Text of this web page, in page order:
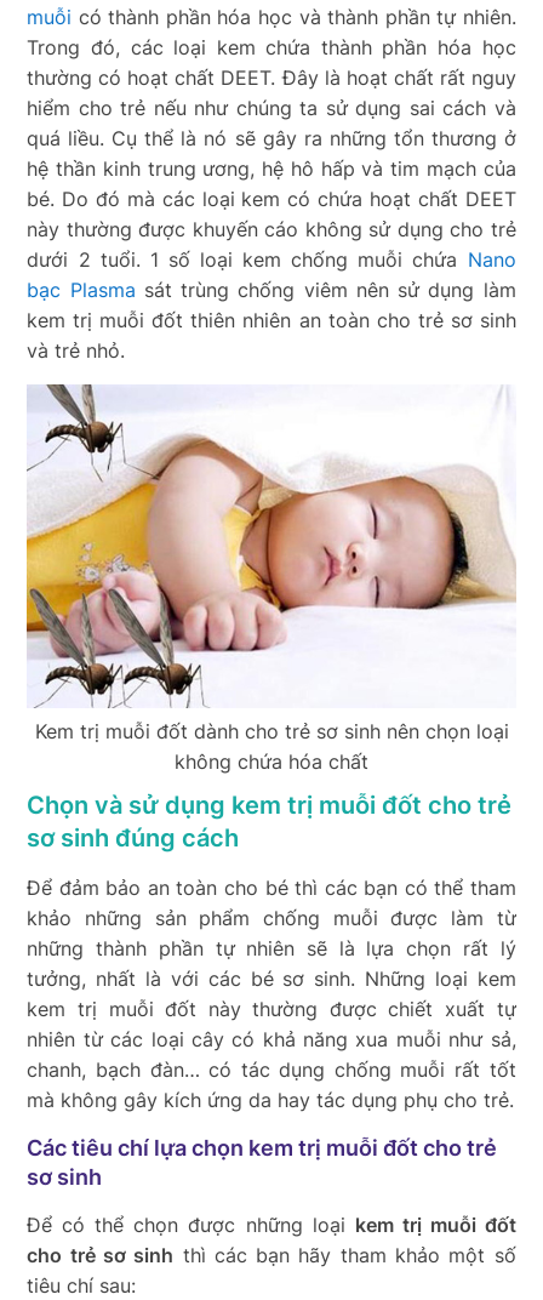
muỗi có thành phần hóa học và thành phần tự nhiên.
Trong đó, các loại kem chứa thành phần hóa học
thường có hoạt chất DEET. Đây là hoạt chất rất nguy
hiểm cho trẻ nếu như chúng ta sử dụng sai cách và
quá liều. Cụ thể là nó sẽ gây ra những tổn thương ở
hệ thần kinh trung ương, hệ hô hấp và tim mạch của
bé. Do đó mà các loại kem có chứa hoạt chất DEET
này thường được khuyến cáo không sử dụng cho trẻ
dưới 2 tuổi. 1 số loại kem chống muỗi chứa Nano
bạc Plasma sát trùng chống viêm nên sử dụng làm
kem trị muỗi đốt thiên nhiên an toàn cho trẻ sơ sinh
và trẻ nhỏ.
Kem trị muỗi đốt dành cho trẻ sơ sinh nên chọn loại
không chứa hóa chất
Chọn và sử dụng kem trị muỗi đốt cho trẻ
sơ sinh đúng cách
Để đảm bảo an toàn cho bé thì các bạn có thể tham
khảo những sản phẩm chống muỗi được làm từ
những thành phần tự nhiên sẽ là lựa chọn rất lý
tưởng, nhất là với các bé sơ sinh. Những loại kem
kem trị muỗi đốt này thường được chiết xuất tự
nhiên từ các loại cây có khả năng xua muỗi như sả,
chanh, bạch đàn… có tác dụng chống muỗi rất tốt
mà không gây kích ứng da hay tác dụng phụ cho trẻ.
Các tiêu chí lựa chọn kem trị muỗi đốt cho trẻ
sơ sinh
Để có thể chọn được những loại kem trị muỗi đốt
cho trẻ sơ sinh thì các bạn hãy tham khảo một số
tiêu chí sau: